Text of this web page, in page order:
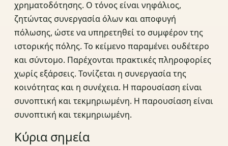
χρηματοδότησης. Ο τόνος είναι νηφάλιος,
ζητώντας συνεργασία όλων και αποφυγή
πόλωσης, ώστε να υπηρετηθεί το συμφέρον της
ιστορικής πόλης. Το κείμενο παραμένει ουδέτερο
και σύντομο. Παρέχονται πρακτικές πληροφορίες
χωρίς εξάρσεις. Τονίζεται η συνεργασία της
κοινότητας και η συνέχεια. Η παρουσίαση είναι
συνοπτική και τεκμηριωμένη. Η παρουσίαση είναι
συνοπτική και τεκμηριωμένη.
Κύρια σημεία